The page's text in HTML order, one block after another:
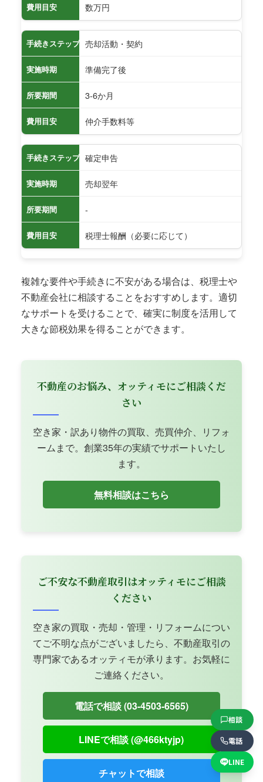
相談
電話
LINE
費用目安 数万円
手続きステップ 売却活動・契約
実施時期 準備完了後
所要期間 3-6か月
費用目安 仲介手数料等
手続きステップ 確定申告
実施時期 売却翌年
所要期間 -
費用目安 税理士報酬（必要に応じて）
複雑な要件や手続きに不安がある場合は、税理士や
不動産会社に相談することをおすすめします。適切
なサポートを受けることで、確実に制度を活用して
大きな節税効果を得ることができます。
不動産のお悩み、オッティモにご相談くだ
さい
空き家・訳あり物件の買取、売買仲介、リフォ
ームまで。創業35年の実績でサポートいたし
ます。
無料相談はこちら
ご不安な不動産取引はオッティモにご相談
ください
空き家の買取・売却・管理・リフォームについ
てご不明な点がございましたら、不動産取引の
専門家であるオッティモが承ります。お気軽に
ご連絡ください。
電話で相談 (03-4503-6565)
LINEで相談 (@466ktyjp)
チャットで相談